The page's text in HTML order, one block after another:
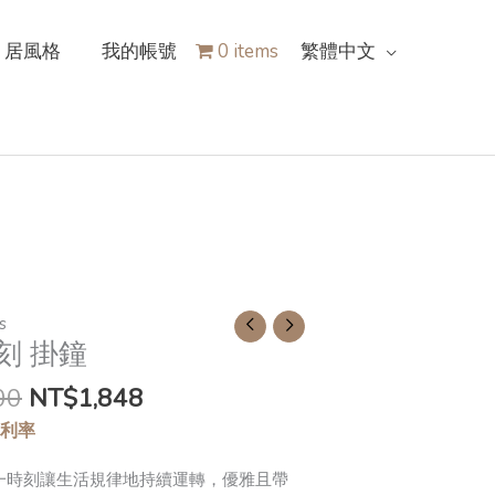
居風格 我的帳號 0 items 繁體中文
掛鐘
NT$1,848
率
時刻讓生活規律地持續運轉，優雅且帶